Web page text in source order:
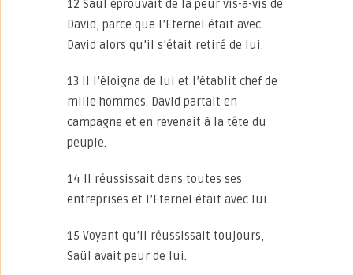
12 Saül éprouvait de la peur vis-à-vis de
David, parce que l’Eternel était avec
David alors qu’il s’était retiré de lui.
13 Il l’éloigna de lui et l’établit chef de
mille hommes. David partait en
campagne et en revenait à la tête du
peuple.
14 Il réussissait dans toutes ses
entreprises et l’Eternel était avec lui.
15 Voyant qu’il réussissait toujours,
Saül avait peur de lui.